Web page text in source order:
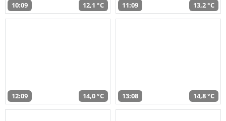
10:09 12,1 °C 11:09 13,2 °C
12:09 14,0 °C 13:08 14,8 °C